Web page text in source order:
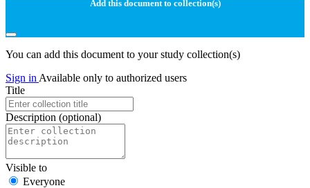
Add this document to collection(s)
You can add this document to your study collection(s)
Sign in Available only to authorized users
Title
Description (optional)
Visible to
Everyone